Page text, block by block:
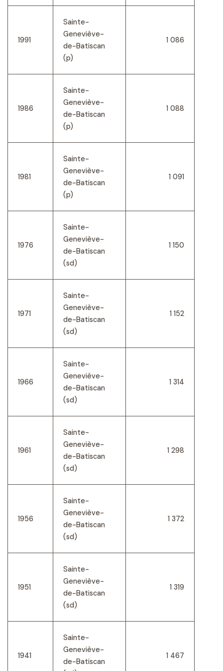
1991
Sainte-
Geneviève-
de-Batiscan
(p)
1 086
1986
Sainte-
Geneviève-
de-Batiscan
(p)
1 088
1981
Sainte-
Geneviève-
de-Batiscan
(p)
1 091
1976
Sainte-
Geneviève-
de-Batiscan
(sd)
1 150
1971
Sainte-
Geneviève-
de-Batiscan
(sd)
1 152
1966
Sainte-
Geneviève-
de-Batiscan
(sd)
1 314
1961
Sainte-
Geneviève-
de-Batiscan
(sd)
1 298
1956
Sainte-
Geneviève-
de-Batiscan
(sd)
1 372
1951
Sainte-
Geneviève-
de-Batiscan
(sd)
1 319
1941
Sainte-
Geneviève-
de-Batiscan
1 467